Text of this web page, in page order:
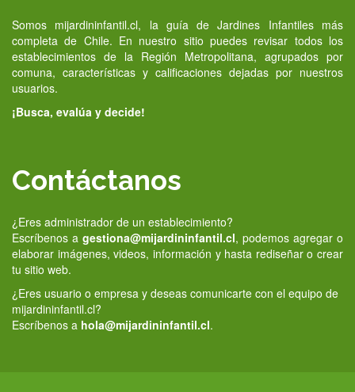
Somos mijardininfantil.cl, la guía de Jardines Infantiles más
completa de Chile. En nuestro sitio puedes revisar todos los
establecimientos de la Región Metropolitana, agrupados por
comuna, características y calificaciones dejadas por nuestros
usuarios.
¡Busca, evalúa y decide!
Contáctanos
¿Eres administrador de un establecimiento?
Escríbenos a gestiona@mijardininfantil.cl, podemos agregar o
elaborar imágenes, videos, información y hasta rediseñar o crear
tu sitio web.
¿Eres usuario o empresa y deseas comunicarte con el equipo de
mijardininfantil.cl?
Escríbenos a hola@mijardininfantil.cl.